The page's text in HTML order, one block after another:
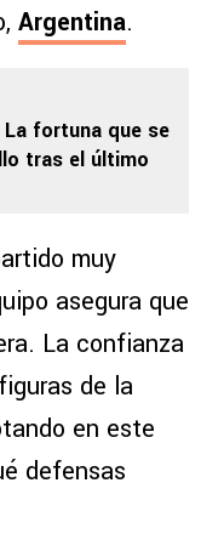
Argentina.
fortuna que se
tras el último
muy
asegura que
La confianza
de la
en este
defensas